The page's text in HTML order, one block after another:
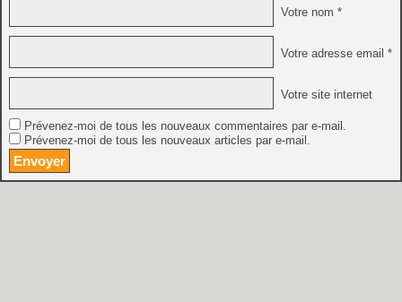
Votre nom *
Votre adresse email *
Votre site internet
Prévenez-moi de tous les nouveaux commentaires par e-mail.
Prévenez-moi de tous les nouveaux articles par e-mail.